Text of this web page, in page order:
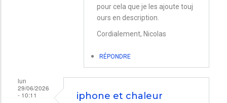
pour cela que je les ajoute touj
ours en description.
Cordialement, Nicolas
RÉPONDRE
lun
29/06/2026
- 10:11
iphone et chaleur